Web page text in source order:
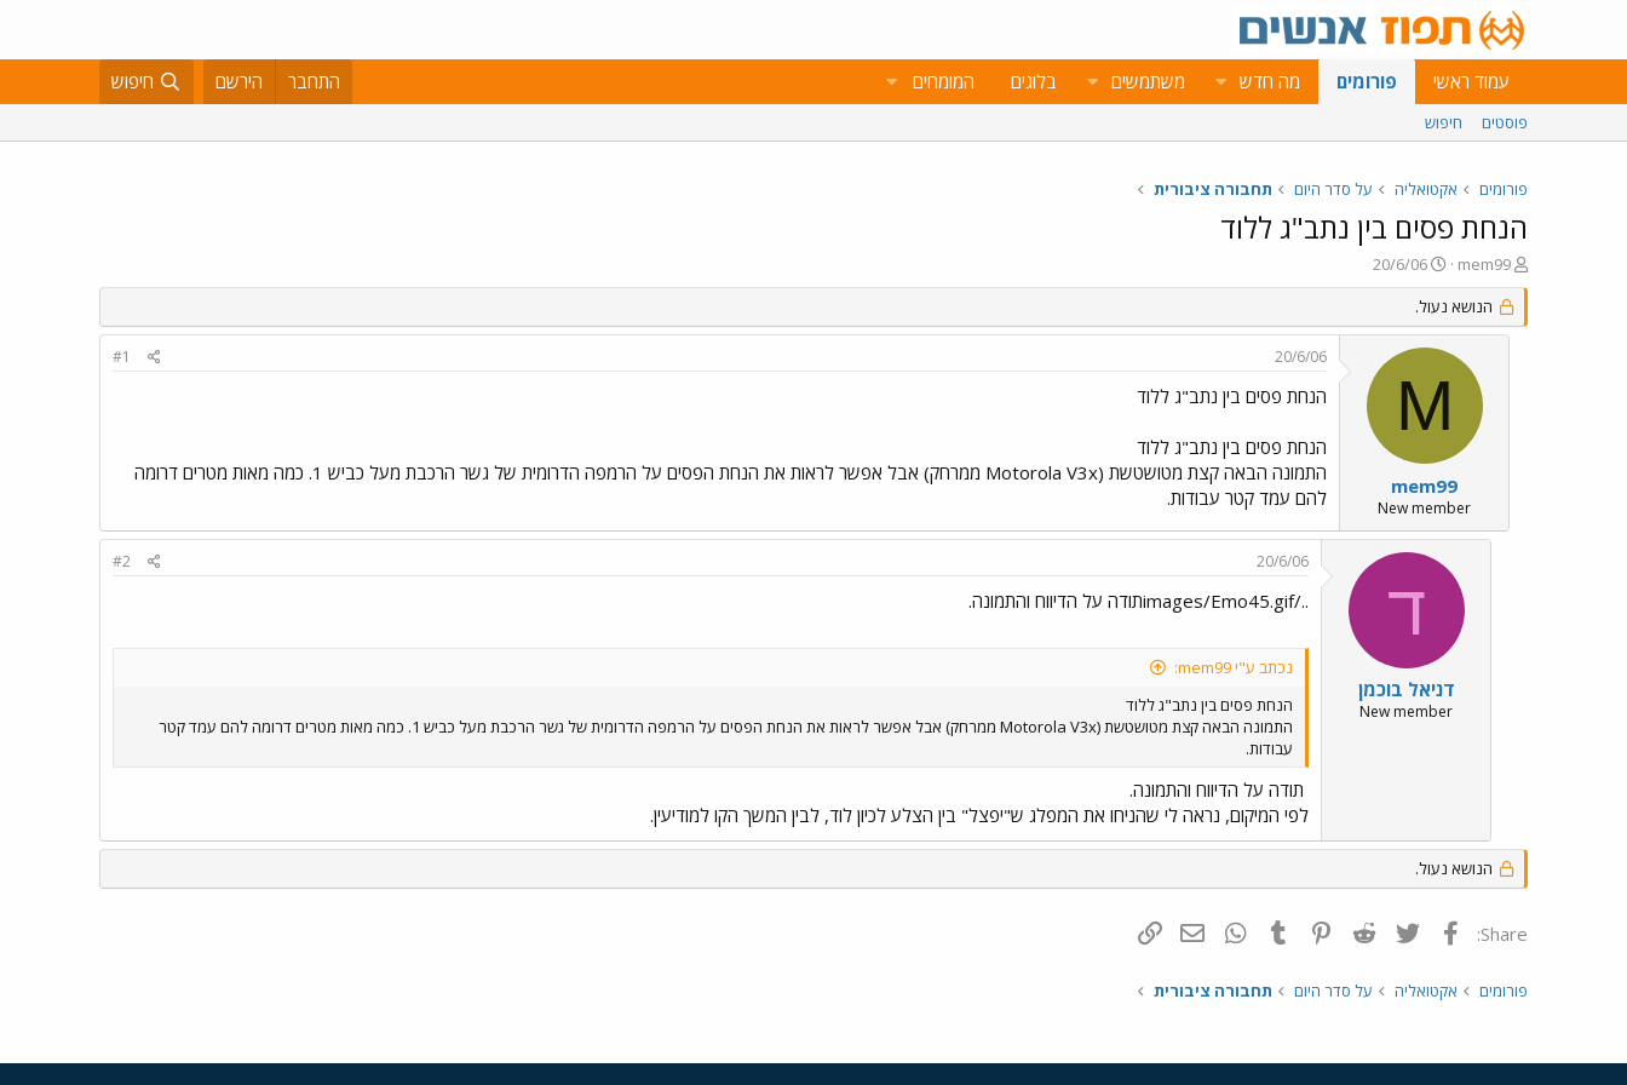
עמוד ראשי פורומים מה חדש משתמשים בלוגים המומחים התחבר הירשם חיפוש
פוסטים חיפוש
פורומים אקטואליה על סדר היום תחבורה ציבורית
הנחת פסים בין נתב"ג ללוד
פ
ו
ת
ח
mem99
פ
ו
ר
ס
ם
א
ר
י
ך
20/6/06
הנושא נעול.
M
mem99
New member
20/6/06
#1
הנחת פסים בין נתב"ג ללוד
הנחת פסים בין נתב"ג ללוד
התמונה הבאה קצת מטושטשת (Motorola V3x ממרחק) אבל אפשר לראות את הנחת הפסים על הרמפה הדרומית של גשר הרכבת מעל כביש 1. כמה מאות מטרים דרומה
להם עמד קטר עבודות.
ד
דניאל בוכמן
New member
20/6/06
#2
../images/Emo45.gifתודה על הדיווח והתמונה.
נכתב ע"י mem99:
הנחת פסים בין נתב"ג ללוד
התמונה הבאה קצת מטושטשת (Motorola V3x ממרחק) אבל אפשר לראות את הנחת הפסים על הרמפה הדרומית של גשר הרכבת מעל כביש 1. כמה מאות מטרים דרומה להם עמד קטר
עבודות.
תודה על הדיווח והתמונה.
לפי המיקום, נראה לי שהניחו את המפלג ש"יפצל" בין הצלע לכיון לוד, לבין המשך הקו למודיעין.
הנושא נעול.
Share: פייסבוק Twitter
Reddit
Pinterest
Tumblr
WhatsAppדואר אלקטרוני
פורומים אקטואליה על סדר היום תחבורה ציבורית